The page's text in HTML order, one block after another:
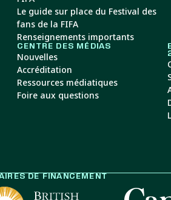
Le guide sur place du Festival des
fans de la FIFA
Renseignements importants
CENTRE DES MÉDIAS
Nouvelles
Accréditation
Ressources médiatiques
Foire aux questions
DE FINANCEMENT